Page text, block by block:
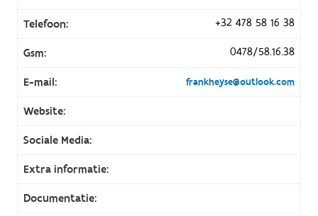
Telefoon: +32 478 58 16 38
Gsm: 0478/58.16.38
E-mail: frankheyse@outlook.com
Website:
Sociale Media:
Extra informatie:
Documentatie: